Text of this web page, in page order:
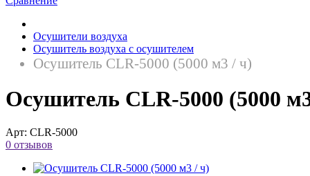
Осушители воздуха
Осушитель воздуха с осушителем
Осушитель CLR-5000 (5000 м3 / ч)
Осушитель CLR-5000 (5000
Арт: CLR-5000
0 отзывов